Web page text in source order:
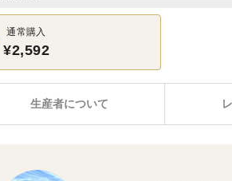
通常購入
¥2,592
生産者について